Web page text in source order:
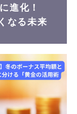
進化！
なる未来